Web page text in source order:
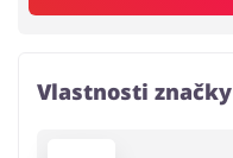
Vlastnosti značky